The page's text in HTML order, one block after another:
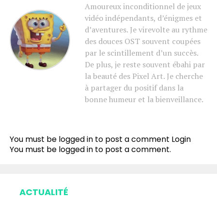
Amoureux inconditionnel de jeux
vidéo indépendants, d’énigmes et
d’aventures. Je virevolte au rythme
des douces OST souvent coupées
par le scintillement d’un succès.
De plus, je reste souvent ébahi par
la beauté des Pixel Art. Je cherche
à partager du positif dans la
bonne humeur et la bienveillance.
You must be logged in to post a comment Login
You must be logged in to post a comment.
ACTUALITÉ
Pinterest
Whatsapp